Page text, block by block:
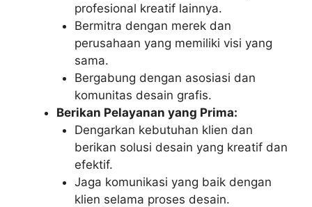
profesional kreatif lainnya.
Bermitra dengan merek dan
perusahaan yang memiliki visi yang
sama.
Bergabung dengan asosiasi dan
komunitas desain grafis.
Berikan Pelayanan yang Prima:
Dengarkan kebutuhan klien dan
berikan solusi desain yang kreatif dan
efektif.
Jaga komunikasi yang baik dengan
klien selama proses desain.